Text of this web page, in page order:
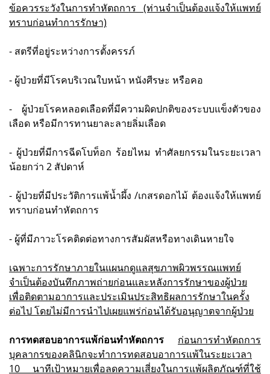
ข้อควรระวังในการทำหัตถการ (ท่านจำเป็นต้องแจ้งให้แพทย์
ทราบก่อนทำการรักษา)
- สตรีที่อยู่ระหว่างการตั้งครรภ์
- ผู้ป่วยที่มีโรคบริเวณใบหน้า หนังศีรษะ หรือคอ
- ผู้ป่วยโรคหลอดเลือดที่มีความผิดปกติของระบบแข็งตัวของ
เลือด หรือมีการทานยาละลายลิ่มเลือด
- ผู้ป่วยที่มีการฉีดโบท็อก ร้อยไหม ทำศัลยกรรมในระยะเวลา
น้อยกว่า 2 สัปดาห์
- ผู้ป่วยที่มีประวัติการแพ้น้ำผึ้ง /เกสรดอกไม้ ต้องแจ้งให้แพทย์
ทราบก่อนทำหัตถการ
- ผู้ที่มีภาวะโรคติดต่อทางการสัมผัสหรือทางเดินหายใจ
เฉพาะการรักษาภายในแผนกดูแลสุขภาพผิวพรรณแพทย์
จำเป็นต้องบันทึกภาพถ่ายก่อนและหลังการรักษาของผู้ป่วย
เพื่อติดตามอาการและประเมินประสิทธิผลการรักษาในครั้ง
ต่อไป โดยไม่มีการนำไปเผยแพร่ก่อนได้รับอนุญาตจากผู้ป่วย
การทดสอบอาการแพ้ก่อนทำหัตถการ
ก่อนการทำหัตถการ
บุคลากรของคลินิกจะทำการทดสอบอาการแพ้ในระยะเวลา
10 นาทีเป้าหมายเพื่อลดความเสี่ยงในการแพ้ผลิตภัณฑ์ที่ใช้